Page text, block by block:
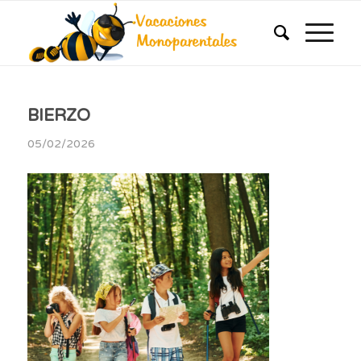
BIERZO
05/02/2026